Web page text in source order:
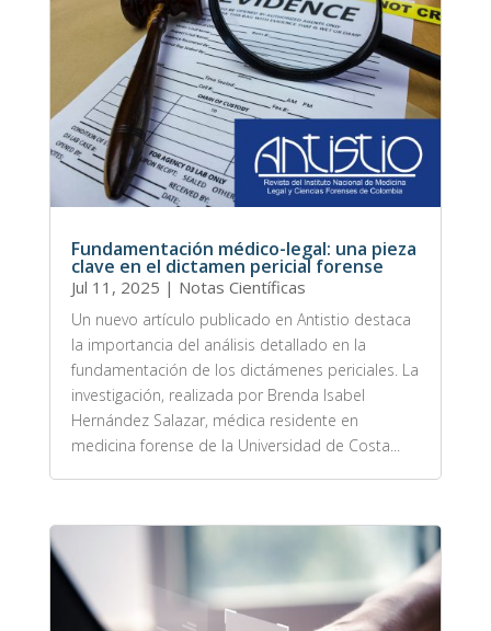
Fundamentación médico-legal: una pieza
clave en el dictamen pericial forense
Jul 11, 2025 | Notas Científicas
Un nuevo artículo publicado en Antistio destaca
la importancia del análisis detallado en la
fundamentación de los dictámenes periciales. La
investigación, realizada por Brenda Isabel
Hernández Salazar, médica residente en
medicina forense de la Universidad de Costa...